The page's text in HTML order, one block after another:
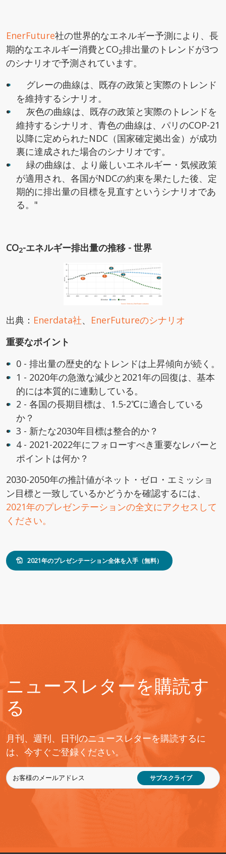
EnerFuture社の世界的なエネルギー予測により、長
期的なエネルギー消費とCO2排出量のトレンドが3つ
のシナリオで予測されています。
グレーの曲線は、既存の政策と実際のトレンド
を維持するシナリオ。
灰色の曲線は、既存の政策と実際のトレンドを
維持するシナリオ、青色の曲線は、パリのCOP-21
以降に定められたNDC（国家確定拠出金）が成功
裏に達成された場合のシナリオです。
緑の曲線は、より厳しいエネルギー・気候政策
が適用され、各国がNDCの約束を果たした後、定
期的に排出量の目標を見直すというシナリオであ
る。"
CO2-エネルギー排出量の推移 - 世界
出典： Enerdata社、 EnerFutureのシナリオ
重要なポイント
0 - 排出量の歴史的なトレンドは上昇傾向が続く。
1 - 2020年の急激な減少と2021年の回復は、基本
的には本質的に連動している。
2 - 各国の長期目標は、1.5-2℃に適合している
か？
3 - 新たな2030年目標は整合的か？
4 - 2021-2022年にフォローすべき重要なレバーと
ポイントは何か？
2030-2050年の推計値がネット・ゼロ・エミッショ
ン目標と一致しているかどうかを確認するには、
2021年のプレゼンテーションの全文にアクセスして
ください。
2021年のプレゼンテーション全体を入手（無料）
ニュースレターを購読す
る
月刊、週刊、日刊のニュースレターを購読するに
は、今すぐご登録ください。
サブスクライブ